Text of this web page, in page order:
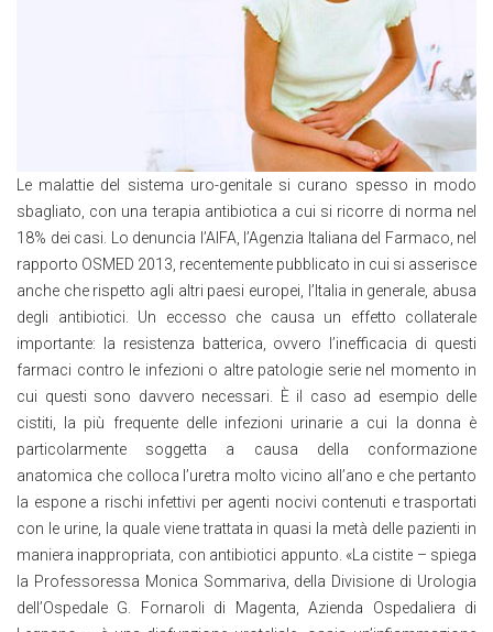
Le malattie del sistema uro-genitale si curano spesso in modo
sbagliato, con una terapia antibiotica a cui si ricorre di norma nel
18% dei casi. Lo denuncia l’AIFA, l’Agenzia Italiana del Farmaco, nel
rapporto OSMED 2013, recentemente pubblicato in cui si asserisce
anche che rispetto agli altri paesi europei, l’Italia in generale, abusa
degli antibiotici. Un eccesso che causa un effetto collaterale
importante: la resistenza batterica, ovvero l’inefficacia di questi
farmaci contro le infezioni o altre patologie serie nel momento in
cui questi sono davvero necessari. È il caso ad esempio delle
cistiti, la più frequente delle infezioni urinarie a cui la donna è
particolarmente soggetta a causa della conformazione
anatomica che colloca l’uretra molto vicino all’ano e che pertanto
la espone a rischi infettivi per agenti nocivi contenuti e trasportati
con le urine, la quale viene trattata in quasi la metà delle pazienti in
maniera inappropriata, con antibiotici appunto. «La cistite – spiega
la Professoressa Monica Sommariva, della Divisione di Urologia
dell’Ospedale G. Fornaroli di Magenta, Azienda Ospedaliera di